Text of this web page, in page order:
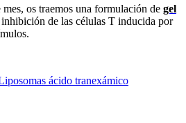
os traemos una formulación de gel
inhibición de las células T inducida por